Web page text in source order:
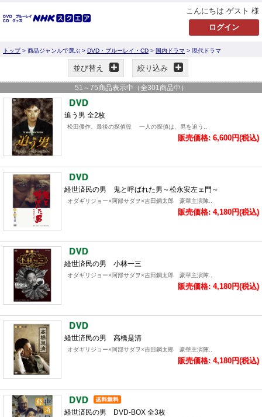
こんにちは ゲスト 様
トップ> 商品ジャンルで選ぶ > DVD・ブルーレイ・CD > 国内ドラマ > 現代ドラマ
並び替え 絞り込み
51 ～ 75商品表示中（全301 商品中）
追う男 全2枚
松田優作、最後の探偵役 一人の探偵は、男を追う..
販売価格: 6,600円(税込)
経世済民の男 鬼と呼ばれた男～松永安左ェ門～
オダギリジョー×阿部サダヲ×吉田鋼太郎 豪華主演陣..
販売価格: 4,180円(税込)
経世済民の男 小林一三
オダギリジョー×阿部サダヲ×吉田鋼太郎 豪華主演陣..
販売価格: 4,180円(税込)
経世済民の男 高橋是清
オダギリジョー×阿部サダヲ×吉田鋼太郎 豪華主演陣..
販売価格: 4,180円(税込)
経世済民の男 DVD-BOX 全3枚